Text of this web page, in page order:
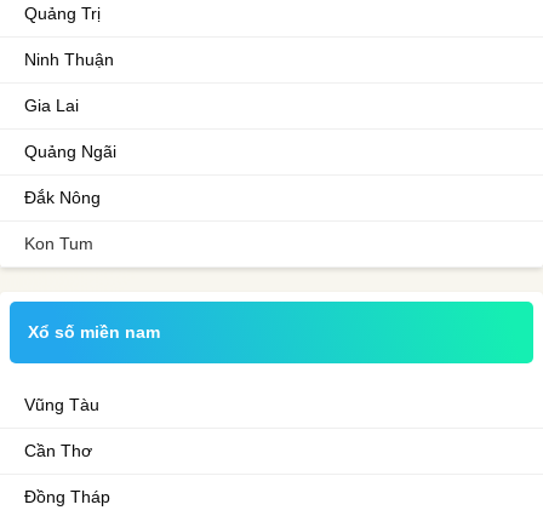
Quảng Trị
Ninh Thuận
Gia Lai
Quảng Ngãi
Đắk Nông
Kon Tum
Xổ số miền nam
Vũng Tàu
Cần Thơ
Đồng Tháp